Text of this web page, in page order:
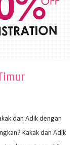
seluruh bagian
dan Adik dengan
Kakak dan Adik